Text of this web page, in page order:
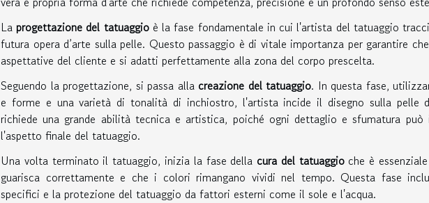
La progettazione del tatuaggioè la fase fondamentale in cui l'artista del tatuaggio
futura opera d’arte sulla pelle. Questo passaggio è di vitale importanza per garantire
aspettative del cliente e si adatti perfettamente alla zona del corpo prescelta.
Seguendo la progettazione, si passa alla creazione del tatuaggio. In questa fase,
e forme e una varietà di tonalità di inchiostro, l'artista incide il disegno sulla pelle
richiede una grande abilità tecnica e artistica, poiché ogni dettaglio e sfumatura può
l'aspetto finale del tatuaggio.
Una volta terminato il tatuaggio, inizia la fase della cura del tatuaggioche è
guarisca correttamente e che i colori rimangano vividi nel tempo. Questa fase
specifici e la protezione del tatuaggio da fattori esterni come il sole e l'acqua.